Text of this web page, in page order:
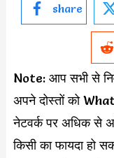
share
Note: आप सभी से
अपने दोस्तों को
नेटवर्क पर अधिक
किसी का फायदा हो